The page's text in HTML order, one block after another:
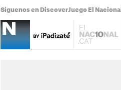
Síguenos en DiscoverJuego El Nacional